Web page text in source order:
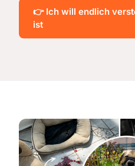
👉 Ich will endlich
ist